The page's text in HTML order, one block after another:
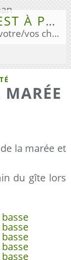
GÎTE DE CROAS AR REST À PLOUÉNAN
Un gîte qui vous accueille avec votre/vos chien(s) pour vos vacances en Finistère Nord.
la marée et
du gîte lors